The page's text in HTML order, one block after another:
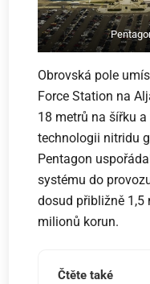
Obrovská pole
Force Station na
18 metrů na šířku
technologii nitridu
Pentagon
systému do
dosud přibližně 1,5
milionů korun.
Čtěte také